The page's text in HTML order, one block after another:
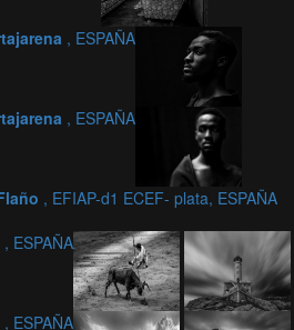
, ESPAÑA
, ESPAÑA
, EFIAP-d1 ECEF- plata, ESPAÑA
, ESPAÑA
, ESPAÑA